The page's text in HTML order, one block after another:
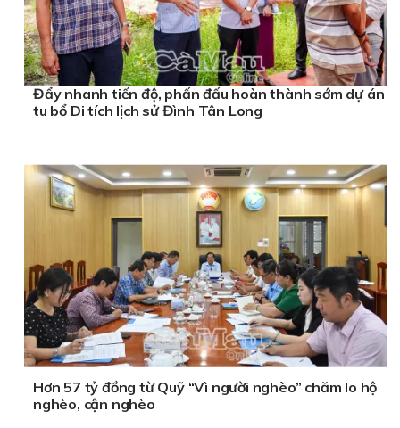
Đẩy nhanh tiến độ, phấn đấu hoàn thành sớm dự án
tu bổ Di tích lịch sử Đình Tân Long
Hơn 57 tỷ đồng từ Quỹ “Vì người nghèo” chăm lo hộ
nghèo, cận nghèo